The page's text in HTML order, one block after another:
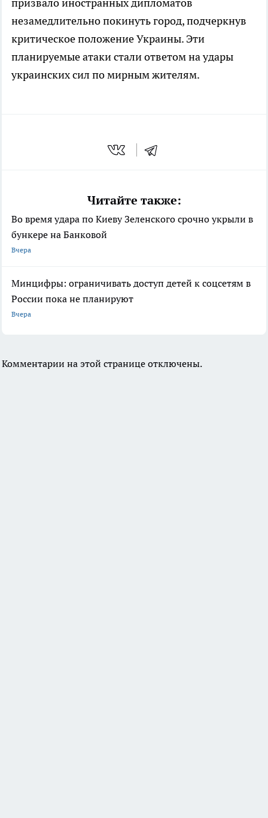
призвало иностранных дипломатов
незамедлительно покинуть город, подчеркнув
критическое положение Украины. Эти
планируемые атаки стали ответом на удары
украинских сил по мирным жителям.
Читайте также:
Во время удара по Киеву Зеленского срочно укрыли в
бункере на Банковой
Вчера
Минцифры: ограничивать доступ детей к соцсетям в
России пока не планируют
Вчера
Комментарии на этой странице отключены.